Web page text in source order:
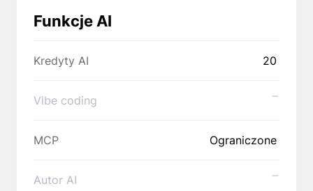
Funkcje AI
Kredyty AI 20
Vibe coding
MCP Ograniczone
Autor AI